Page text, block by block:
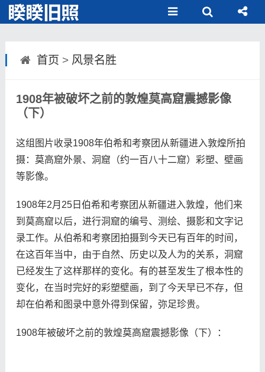
首页 > 风景名胜
1908年被破坏之前的敦煌莫高窟震撼影像
（下）
这组图片收录1908年伯希和考察团从新疆进入敦煌所拍
摄：莫高窟外景、洞窟（约一百八十二窟）彩塑、壁画
等影像。
1908年2月25日伯希和考察团从新疆进入敦煌，他们来
到莫高窟以后，进行洞窟的编号、测绘、摄影和文字记
录工作。从伯希和考察团拍摄到今天已有百年的时间，
在这百年当中，由于自然、历史以及人为的关系，洞窟
已经发生了这样那样的变化。有的甚至发生了根本性的
变化，在当时完好的彩塑壁画，到了今天早已不存，但
却在伯希和图录中意外得到保留，弥足珍贵。
1908年被破坏之前的敦煌莫高窟震撼影像（下）：